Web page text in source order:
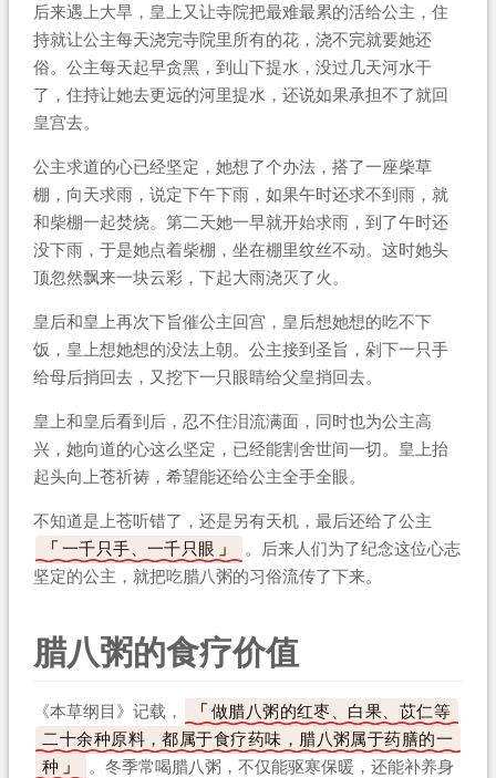
后来遇上大旱，皇上又让寺院把最难最累的活给公主，住
持就让公主每天浇完寺院里所有的花，浇不完就要她还
俗。公主每天起早贪黑，到山下提水，没过几天河水干
了，住持让她去更远的河里提水，还说如果承担不了就回
皇宫去。
公主求道的心已经坚定，她想了个办法，搭了一座柴草
棚，向天求雨，说定下午下雨，如果午时还求不到雨，就
和柴棚一起焚烧。第二天她一早就开始求雨，到了午时还
没下雨，于是她点着柴棚，坐在棚里纹丝不动。这时她头
顶忽然飘来一块云彩，下起大雨浇灭了火。
皇后和皇上再次下旨催公主回宫，皇后想她想的吃不下
饭，皇上想她想的没法上朝。公主接到圣旨，剁下一只手
给母后捎回去，又挖下一只眼睛给父皇捎回去。
皇上和皇后看到后，忍不住泪流满面，同时也为公主高
兴，她向道的心这么坚定，已经能割舍世间一切。皇上抬
起头向上苍祈祷，希望能还给公主全手全眼。
不知道是上苍听错了，还是另有天机，最后还给了公主
一千只手、一千只眼
。后来人们为了纪念这位心志
坚定的公主，就把吃腊八粥的习俗流传了下来。
腊八粥的食疗价值
《本草纲目》记载，
做腊八粥的红枣、白果、苡仁等
二十余种原料，都属于食疗药味，腊八粥属于药膳的一
种
。冬季常喝腊八粥，不仅能驱寒保暖，还能补养身